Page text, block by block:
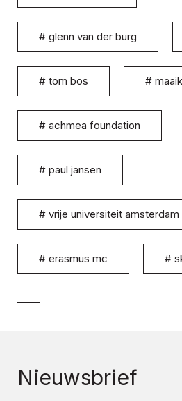
# glenn van der burg
# tom bos #
# achmea foundation
# paul jansen
# vrije universiteit amsterdam
# erasmus mc #
Nieuwsbrief